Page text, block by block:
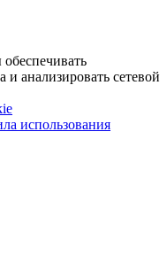
анализировать сетевой
использования